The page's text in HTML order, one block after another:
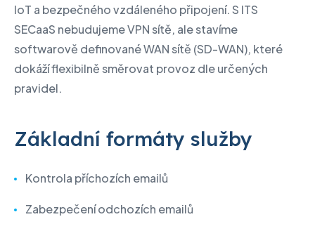
IoT a bezpečného vzdáleného připojení. S ITS
SECaaS nebudujeme VPN sítě, ale stavíme
softwarově definované WAN sítě (SD-WAN), které
dokáží flexibilně směrovat provoz dle určených
pravidel.
Základní formáty služby
Kontrola příchozích emailů
Zabezpečení odchozích emailů